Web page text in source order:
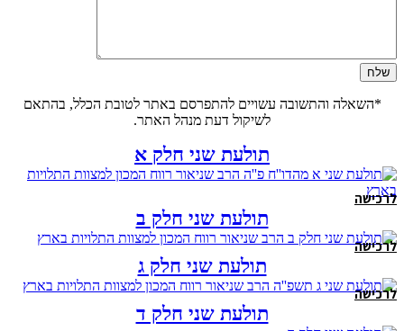
*השאלה והתשובה עשויים להתפרסם באתר לטובת הכלל, בהתאם
לשיקול דעת מנהל האתר.
תולעת שני חלק א
לרכישה
תולעת שני חלק ב
לרכישה
תולעת שני חלק ג
לרכישה
תולעת שני חלק ד